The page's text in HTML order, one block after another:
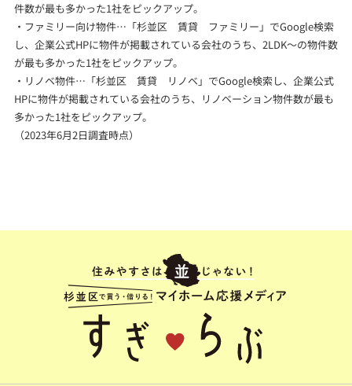
件数が最も多かった1社をピックアップ。
・ファミリー向け物件…「杉並区 賃貸 ファミリー」でGoogle検索
し、企業公式HPに物件が掲載されている会社のうち、2LDK～の物件数
が最も多かった1社をピックアップ。
・リノベ物件…「杉並区 賃貸 リノベ」でGoogle検索し、企業公式
HPに物件が掲載されている会社のうち、リノベーション物件数が最も
多かった1社をピックアップ。
（2023年6月2日調査時点）